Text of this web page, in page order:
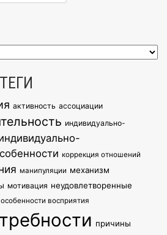
активность ассоциации
индивидуально-
коррекция отношений
манипуляции механизм
мотивация неудовлетворенные
особенности восприятия
причины